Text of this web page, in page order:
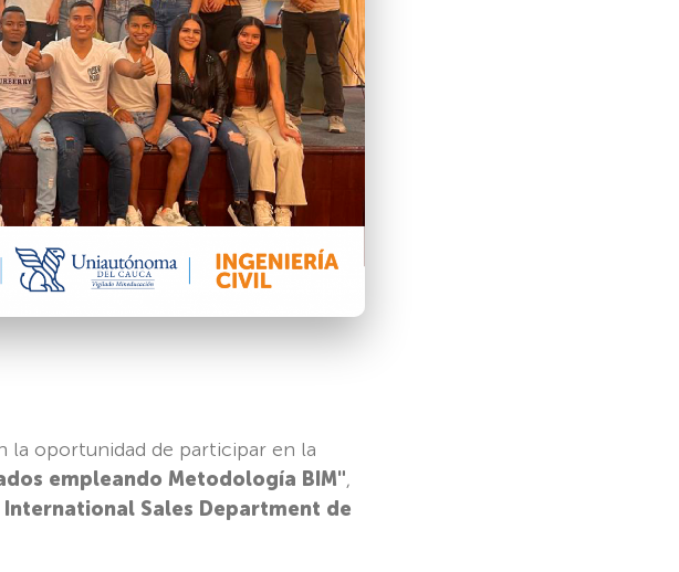
la oportunidad de participar en la
empleando Metodología BIM",
International Sales Department de